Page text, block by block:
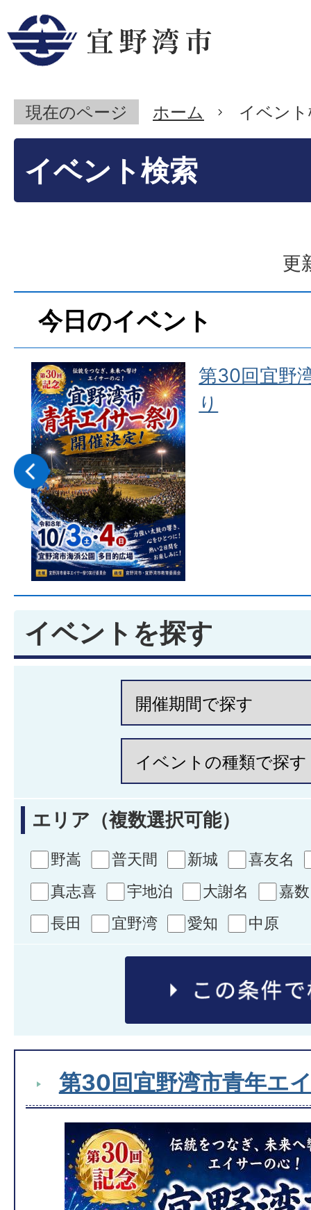
現在のページ ホーム イベン
イベント検索
更
今日のイベント
第30回宜野
り
イベントを探す
エリア（複数選択可能）
野嵩 普天間 新城
喜友名
真志喜
宇地泊 大謝名
嘉数
長田
宜野湾 愛知 中原
第30回宜野湾市青年エ